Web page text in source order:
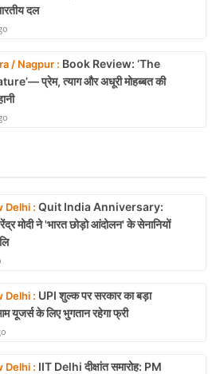
दल
/ Nagpur : Book Review: ‘The
प्रेम, त्याग और अधूरी मोहब्बत की
Delhi : Quit India Anniversary:
मोदी ने 'भारत छोड़ो आंदोलन' के सेनानियों
Delhi : UPI शुल्क पर सरकार का बड़ा
यूजर्स के लिए भुगतान रहेगा फ्री
Delhi : IIT Delhi दीक्षांत समारोह: PM